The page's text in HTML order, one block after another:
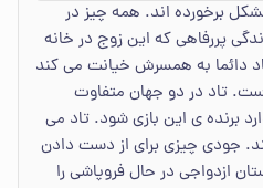
برخورده اند. همه چیز در
پررفاهی که این زوج در خانه
دائما به همسرش خیانت می کند
تاد در دو جهان متفاوت
برنده ی این بازی شود. تاد می
جودی چیزی برای از دست دادن
ازدواجی در حال فروپاشی را